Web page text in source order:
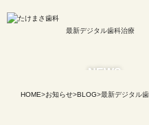
最新デジタル歯科治療
NEWS
お知
HOME>お知らせ>BLOG>最新デジタル